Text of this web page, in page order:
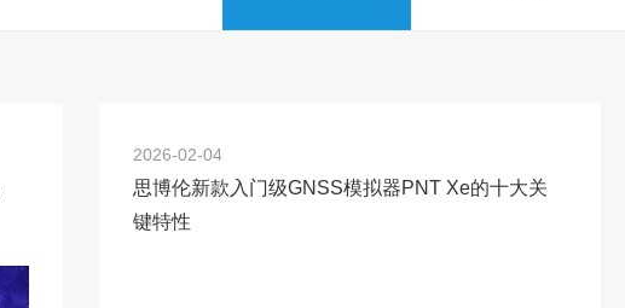
2026-02-04
思博伦新款入门级GNSS模拟器PNT Xe的十大关
键特性